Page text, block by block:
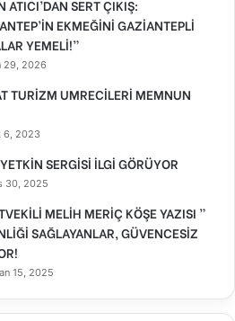
ATICI’DAN SERT ÇIKIŞ:
EKMEĞİNİ GAZİANTEPLİ
YEMELİ!”
29, 2026
TURİZM UMRECİLERİ MEMNUN
6, 2023
SERGİSİ İLGİ GÖRÜYOR
30, 2025
MELİH MERİÇ KÖŞE YAZISI ”
SAĞLAYANLAR, GÜVENCESİZ
15, 2025